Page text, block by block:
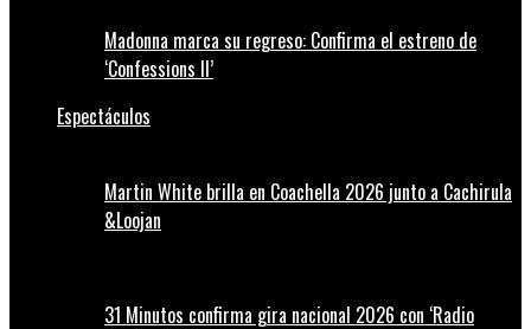
Madonna marca su regreso: Confirma el estreno de
‘Confessions II’
Espectáculos
Martin White brilla en Coachella 2026 junto a Cachirula
&Loojan
31 Minutos confirma gira nacional 2026 con ‘Radio